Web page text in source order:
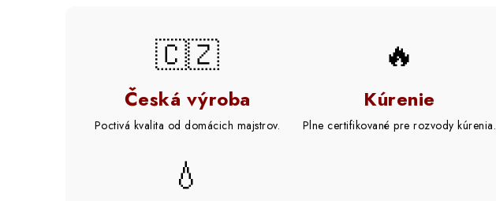
🇨🇿
Česká výroba
Poctivá kvalita od domácich majstrov.
🔥
Kúrenie
Plne certifikované pre rozvody kúrenia.
💧